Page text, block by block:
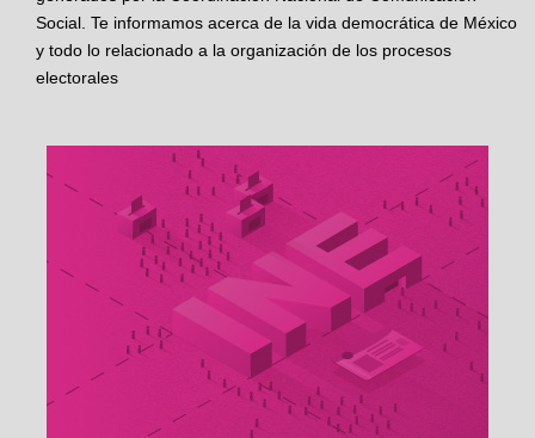
Social. Te informamos acerca de la vida democrática de México
y todo lo relacionado a la organización de los procesos
electorales